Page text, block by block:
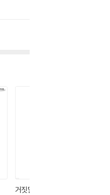
거짓말 구분법 (큰글자